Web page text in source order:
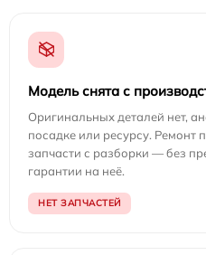
Модель снята с
Оригинальных деталей нет,
посадке или ресурсу. Ремонт
запчасти с разборки — без
гарантии на неё.
НЕТ ЗАПЧАСТЕЙ